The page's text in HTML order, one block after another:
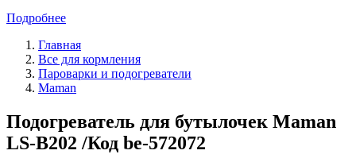
Подробнее
Главная
Все для кормления
Пароварки и подогреватели
Maman
Подогреватель для бутылочек Maman
LS-B202 /Код be-572072